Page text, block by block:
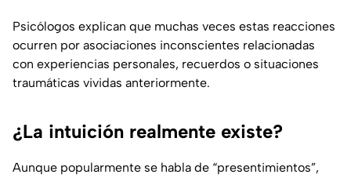
Psicólogos explican que muchas veces estas reacciones
ocurren por asociaciones inconscientes relacionadas
con experiencias personales, recuerdos o situaciones
traumáticas vividas anteriormente.
¿La intuición realmente existe?
Aunque popularmente se habla de “presentimientos”,